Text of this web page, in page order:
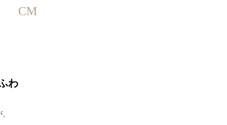
わ
CM